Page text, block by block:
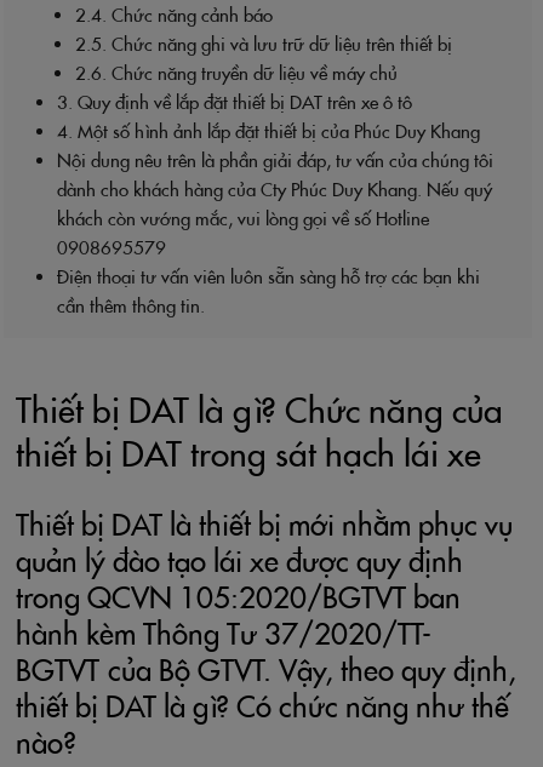
2.4. Chức năng cảnh báo
2.5. Chức năng ghi và lưu trữ dữ liệu trên thiết bị
2.6. Chức năng truyền dữ liệu về máy chủ
3. Quy định về lắp đặt thiết bị DAT trên xe ô tô
4. Một số hình ảnh lắp đặt thiết bị của Phúc Duy Khang
Nội dung nêu trên là phần giải đáp, tư vấn của chúng tôi
dành cho khách hàng của Cty Phúc Duy Khang. Nếu quý
khách còn vướng mắc, vui lòng gọi về số Hotline
0908695579
Điện thoại tư vấn viên luôn sẵn sàng hỗ trợ các bạn khi
cần thêm thông tin.
Thiết bị DAT là gì? Chức năng của
thiết bị DAT trong sát hạch lái xe
Thiết bị DAT là thiết bị mới nhằm phục vụ
quản lý đào tạo lái xe được quy định
trong QCVN 105:2020/BGTVT ban
hành kèm Thông Tư 37/2020/TT-
BGTVT của Bộ GTVT. Vậy, theo quy định,
thiết bị DAT là gì? Có chức năng như thế
nào?